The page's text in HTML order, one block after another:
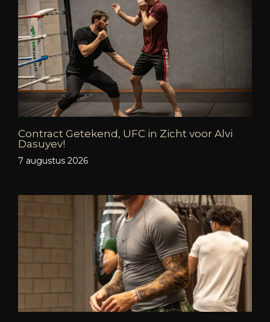
Contract Getekend, UFC in Zicht voor Alvi
Dasuyev!
7 augustus 2026